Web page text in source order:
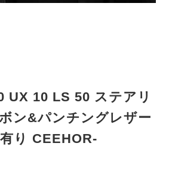
UX 10 LS 50 ステアリ
ン&パンチングレザー
り CEEHOR-